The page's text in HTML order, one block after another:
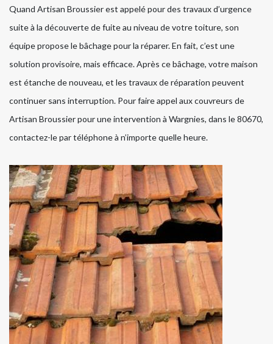
Quand Artisan Broussier est appelé pour des travaux d’urgence
suite à la découverte de fuite au niveau de votre toiture, son
équipe propose le bâchage pour la réparer. En fait, c’est une
solution provisoire, mais efficace. Après ce bâchage, votre maison
est étanche de nouveau, et les travaux de réparation peuvent
continuer sans interruption. Pour faire appel aux couvreurs de
Artisan Broussier pour une intervention à Wargnies, dans le 80670,
contactez-le par téléphone à n’importe quelle heure.